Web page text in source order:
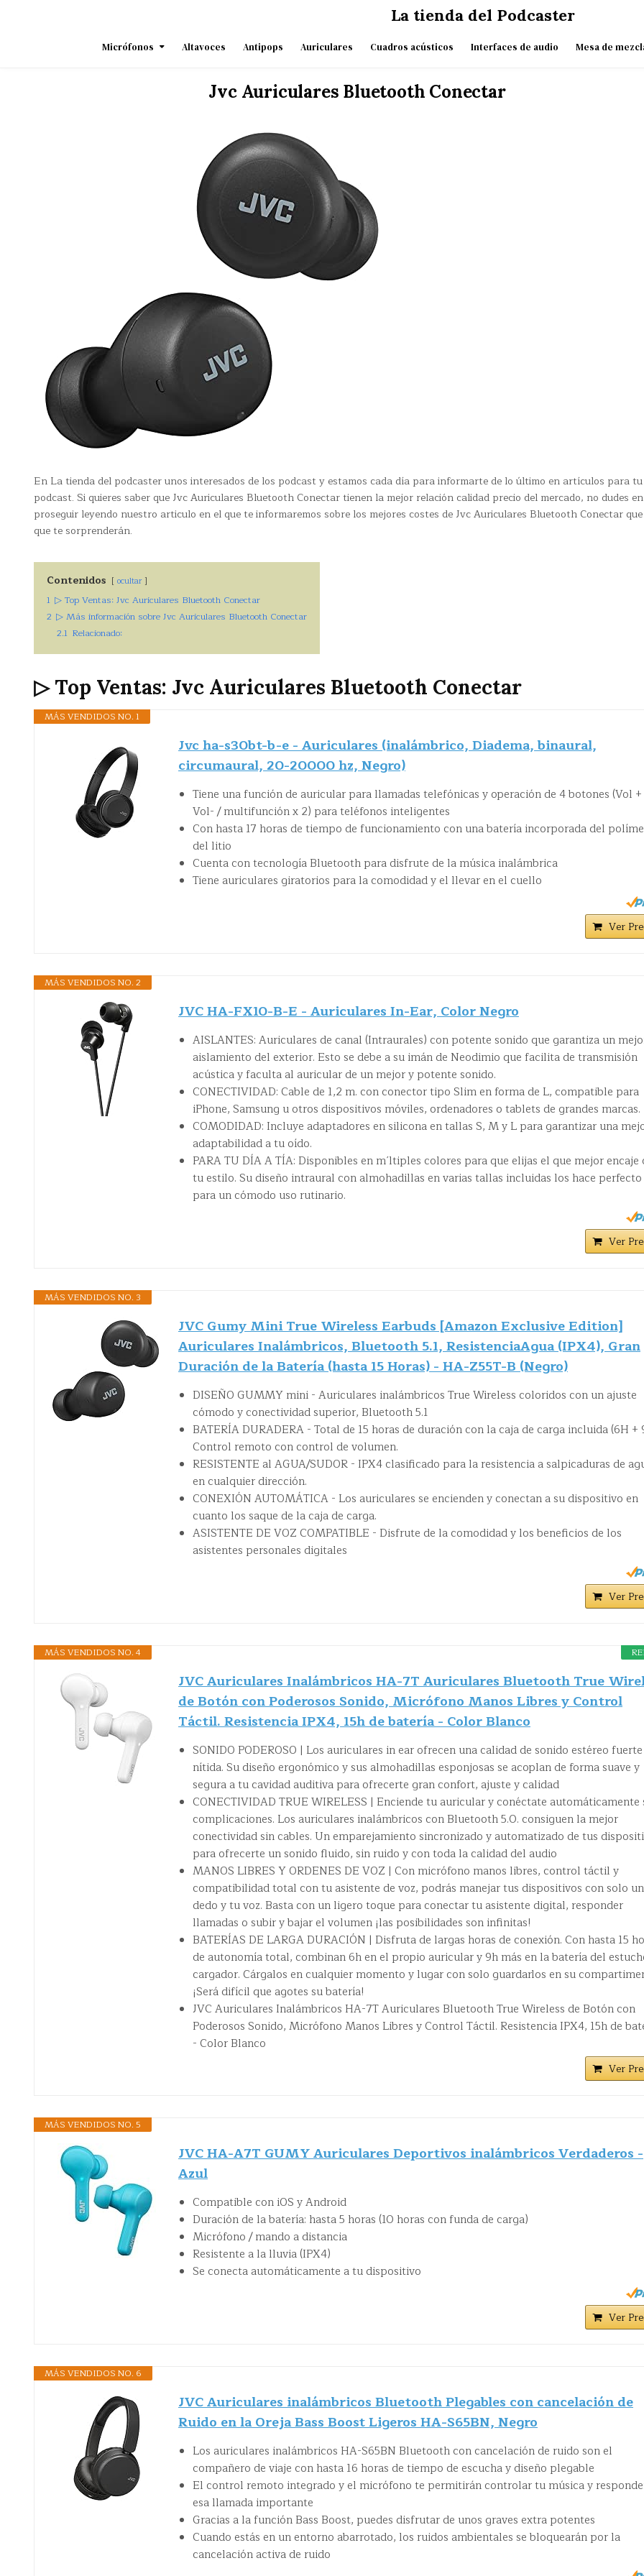
La tienda del Podcaster
Micrófonos Altavoces Antipops Auriculares Cuadros acústicos Interfaces de audio Mesa de
Jvc Auriculares Bluetooth Conectar
En La tienda del podcaster unos interesados de los podcast y estamos cada día para informarte de lo último en artículos para tu
podcast. Si quieres saber que Jvc Auriculares Bluetooth Conectar tienen la mejor relación calidad precio del mercado, no dudes en
proseguir leyendo nuestro articulo en el que te informaremos sobre los mejores costes de Jvc Auriculares Bluetooth Conectar
que te sorprenderán.
Contenidos ocultar
1 ▷ Top Ventas: Jvc Auriculares Bluetooth Conectar
2 ▷ Más información sobre Jvc Auriculares Bluetooth Conectar
2.1 Relacionado:
▷ Top Ventas: Jvc Auriculares Bluetooth Conectar
MÁS VENDIDOS NO. 1
Jvc ha-s30bt-b-e - Auriculares (inalámbrico, Diadema, binaural,
circumaural, 20-20000 hz, Negro)
Tiene una función de auricular para llamadas telefónicas y operación de 4 botones (Vol
Vol- / multifunción x 2) para teléfonos inteligentes
Con hasta 17 horas de tiempo de funcionamiento con una batería incorporada del
del litio
Cuenta con tecnología Bluetooth para disfrute de la música inalámbrica
Tiene auriculares giratorios para la comodidad y el llevar en el cuello
Ver
MÁS VENDIDOS NO. 2
JVC HA-FX10-B-E - Auriculares In-Ear, Color Negro
AISLANTES: Auriculares de canal (Intraurales) con potente sonido que garantiza un
aislamiento del exterior. Esto se debe a su imán de Neodimio que facilita de transmisión
acústica y faculta al auricular de un mejor y potente sonido.
CONECTIVIDAD: Cable de 1,2 m. con conector tipo Slim en forma de L, compatible para
iPhone, Samsung u otros dispositivos móviles, ordenadores o tablets de grandes marcas.
COMODIDAD: Incluye adaptadores en silicona en tallas S, M y L para garantizar una
adaptabilidad a tu oído.
PARA TU DÍA A TÍA: Disponibles en m´ltiples colores para que elijas el que mejor encaje
tu estilo. Su diseño intraural con almohadillas en varias tallas incluidas los hace perfecto
para un cómodo uso rutinario.
Ver
MÁS VENDIDOS NO. 3
JVC Gumy Mini True Wireless Earbuds [Amazon Exclusive Edition]
Auriculares Inalámbricos, Bluetooth 5.1, ResistenciaAgua (IPX4), Gran
Duración de la Batería (hasta 15 Horas) - HA-Z55T-B (Negro)
DISEÑO GUMMY mini - Auriculares inalámbricos True Wireless coloridos con un ajuste
cómodo y conectividad superior, Bluetooth 5.1
BATERÍA DURADERA - Total de 15 horas de duración con la caja de carga incluida (6H +
Control remoto con control de volumen.
RESISTENTE al AGUA/SUDOR - IPX4 clasificado para la resistencia a salpicaduras de
en cualquier dirección.
CONEXIÓN AUTOMÁTICA - Los auriculares se encienden y conectan a su dispositivo en
cuanto los saque de la caja de carga.
ASISTENTE DE VOZ COMPATIBLE - Disfrute de la comodidad y los beneficios de los
asistentes personales digitales
Ver
MÁS VENDIDOS NO. 4
JVC Auriculares Inalámbricos HA-7T Auriculares Bluetooth True
de Botón con Poderosos Sonido, Micrófono Manos Libres y Control
Táctil. Resistencia IPX4, 15h de batería - Color Blanco
SONIDO PODEROSO | Los auriculares in ear ofrecen una calidad de sonido estéreo
nítida. Su diseño ergonómico y sus almohadillas esponjosas se acoplan de forma suave y
segura a tu cavidad auditiva para ofrecerte gran confort, ajuste y calidad
CONECTIVIDAD TRUE WIRELESS | Enciende tu auricular y conéctate automáticamente
complicaciones. Los auriculares inalámbricos con Bluetooth 5.0. consiguen la mejor
conectividad sin cables. Un emparejamiento sincronizado y automatizado de tus
para ofrecerte un sonido fluido, sin ruido y con toda la calidad del audio
MANOS LIBRES Y ORDENES DE VOZ | Con micrófono manos libres, control táctil y
compatibilidad total con tu asistente de voz, podrás manejar tus dispositivos con solo un
dedo y tu voz. Basta con un ligero toque para conectar tu asistente digital, responder
llamadas o subir y bajar el volumen ¡las posibilidades son infinitas!
BATERÍAS DE LARGA DURACIÓN | Disfruta de largas horas de conexión. Con hasta 15
de autonomía total, combinan 6h en el propio auricular y 9h más en la batería del
cargador. Cárgalos en cualquier momento y lugar con solo guardarlos en su
¡Será difícil que agotes su batería!
JVC Auriculares Inalámbricos HA-7T Auriculares Bluetooth True Wireless de Botón con
Poderosos Sonido, Micrófono Manos Libres y Control Táctil. Resistencia IPX4, 15h de
- Color Blanco
Ver
MÁS VENDIDOS NO. 5
JVC HA-A7T GUMY Auriculares Deportivos inalámbricos Verdaderos -
Azul
Compatible con iOS y Android
Duración de la batería: hasta 5 horas (10 horas con funda de carga)
Micrófono / mando a distancia
Resistente a la lluvia (IPX4)
Se conecta automáticamente a tu dispositivo
Ver
MÁS VENDIDOS NO. 6
JVC Auriculares inalámbricos Bluetooth Plegables con cancelación de
Ruido en la Oreja Bass Boost Ligeros HA-S65BN, Negro
Los auriculares inalámbricos HA-S65BN Bluetooth con cancelación de ruido son el
compañero de viaje con hasta 16 horas de tiempo de escucha y diseño plegable
El control remoto integrado y el micrófono te permitirán controlar tu música y
esa llamada importante
Gracias a la función Bass Boost, puedes disfrutar de unos graves extra potentes
Cuando estás en un entorno abarrotado, los ruidos ambientales se bloquearán por la
cancelación activa de ruido